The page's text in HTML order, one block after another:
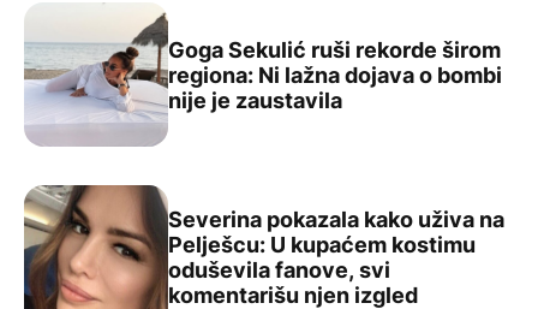
Goga Sekulić ruši rekorde širom regiona: Ni lažna
Goga Sekulić ruši rekorde širom
regiona: Ni lažna dojava o bombi
nije je zaustavila
Severina pokazala kako uživa na Pelješcu: U
Severina pokazala kako uživa na
Pelješcu: U kupaćem kostimu
oduševila fanove, svi
komentarišu njen izgled